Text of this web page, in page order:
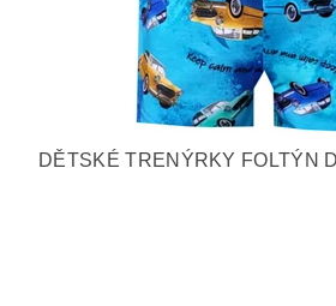
DĚTSKÉ TRENÝRKY FOLTÝN